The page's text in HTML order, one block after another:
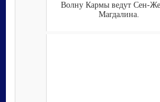
Волну Кармы ведут Сен-